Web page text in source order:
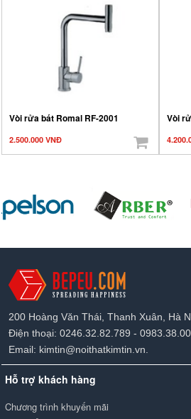
Vòi rửa bát Romal RF-2001
2.500.000 VNĐ
Vòi
200 Hoàng Văn Thái, Thanh Xuân, Hà
Điện thoại: 0246.32.82.789 -
Email: kimtin@noithatkimtin.vn.
Hỗ trợ khách hàng
Chương trình khuyến mãi